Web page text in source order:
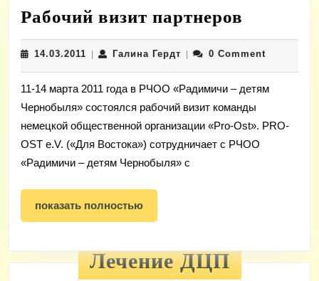
Рабочий визит партнеров
визит
14.03.2011 14.03.2011Галина ГердтГалина0 Comment
11-14 марта 2011 года в РЧОО «Радимичи – детям
Чернобыля» состоялся рабочий визит команды
немецкой общественной организации «Pro-Ost». PRO-
OST e.V. («Для Востока») сотрудничает с РЧОО
«Радимичи – детям Чернобыля» с
показать полностьюпоказать
полностью
Лечение ДЦП